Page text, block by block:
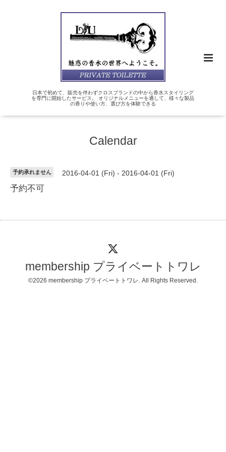
日本で初めて、販売を伴わずクロスブランドの中から香水スタイリング
を専門に開始したサービス。 オリジナルメニューを通して、様々な製品
の香りや使い方、選び方を体験できる
Calendar
予約承れません 2016-04-01 (Fri) - 2016-04-01 (Fri)
予約不可
membership プライベートトワレ
©2026 membership プライベートトワレ. All Rights Reserved.